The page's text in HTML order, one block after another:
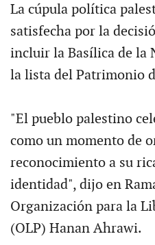
La cúpula política
satisfecha por la
incluir la Basílica de la
la lista del Patrimonio
"El pueblo palestino
como un momento de
reconocimiento a su
identidad", dijo en
Organización para la
(OLP) Hanan Ahrawi.